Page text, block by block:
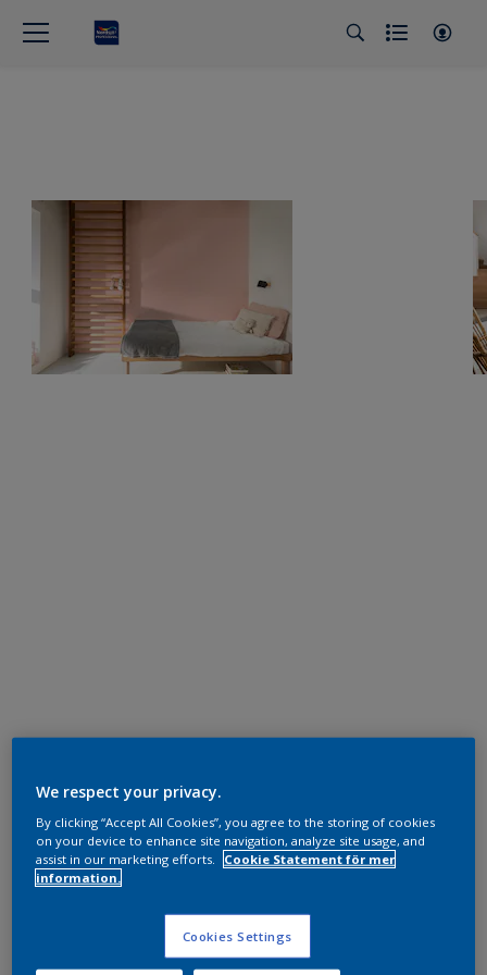
We respect your privacy.
By clicking “Accept All Cookies”, you agree to the storing of cookies
on your device to enhance site navigation, analyze site usage, and
assist in our marketing efforts.
Cookie Statement för mer
information.
Cookies Settings